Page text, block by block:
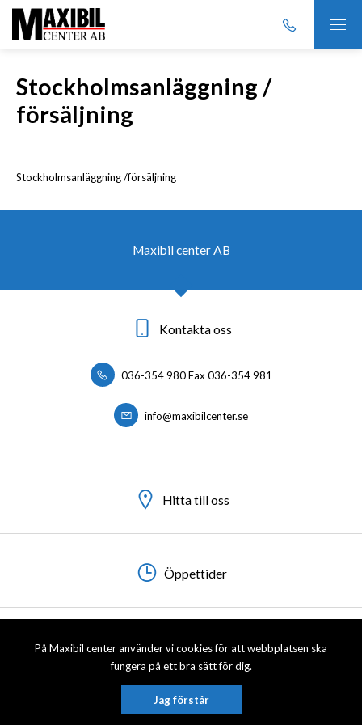
På Maxibil center använder vi cookies för att webbplatsen ska
fungera på ett bra sätt för dig.
Jag förstår
Stockholmsanläggning /
försäljning
Stockholmsanläggning /försäljning
Maxibil center AB
Kontakta oss
036-354 980 Fax 036-354 981
info@maxibilcenter.se
Hitta till oss
Öppettider
© 2026 Maxibil Center AB. All rights reserved.
Visa sitemap Personuppgiftspolicy